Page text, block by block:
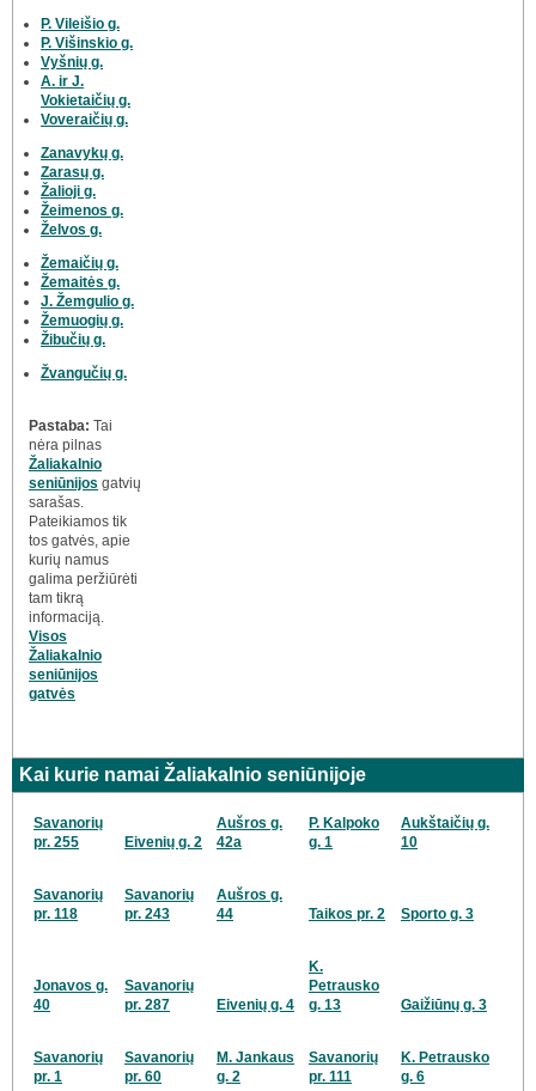
P. Vileišio g.
P. Višinskio g.
Vyšnių g.
A. ir J.
Vokietaičių g.
Voveraičių g.
Zanavykų g.
Zarasų g.
Žalioji g.
Žeimenos g.
Želvos g.
Žemaičių g.
Žemaitės g.
J. Žemgulio g.
Žemuogių g.
Žibučių g.
Žvangučių g.
Pastaba: Tai
nėra pilnas
Žaliakalnio
seniūnijos gatvių
sarašas.
Pateikiamos tik
tos gatvės, apie
kurių namus
galima peržiūrėti
tam tikrą
informaciją.
Visos
Žaliakalnio
seniūnijos
gatvės
Kai kurie namai Žaliakalnio seniūnijoje
Savanorių
pr. 255
Eivenių g. 2
Aušros g.
42a
P. Kalpoko
g. 1
Aukštaičių g.
10
Savanorių
pr. 118
Savanorių
pr. 243
Aušros g.
44
Taikos pr. 2 Sporto g. 3
Jonavos g.
40
Savanorių
pr. 287
Eivenių g. 4
K.
Petrausko
g. 13
Gaižiūnų g. 3
Savanorių
pr. 1
Savanorių
pr. 60
M. Jankaus
g. 2
Savanorių
pr. 111
K. Petrausko
g. 6